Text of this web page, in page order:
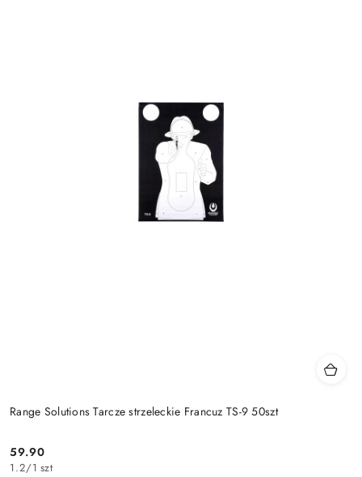
Range Solutions Tarcze strzeleckie Francuz TS-9 50szt
Cena:
59.90
1.2/1 szt